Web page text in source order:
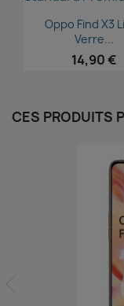
Aperçu
Oppo Find X3
Verre...
14,90 €
CES PRODUITS